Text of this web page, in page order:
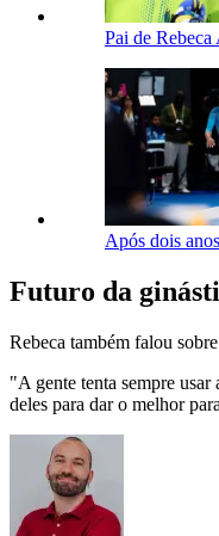
Pai de Rebeca
Após dois
Futuro da
Rebeca também falou
"A gente tenta sempre usar
deles para dar o melhor